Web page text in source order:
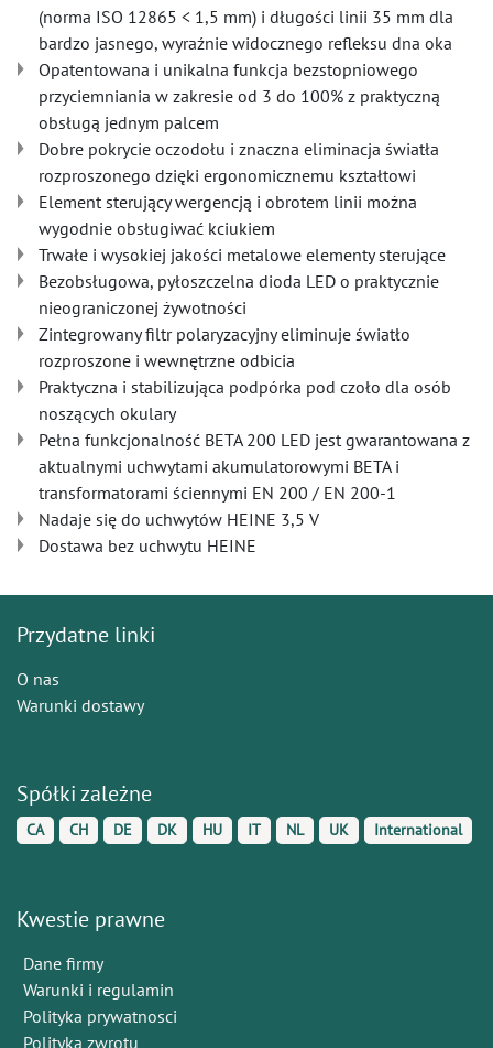
(norma ISO 12865 < 1,5 mm) i długości linii 35 mm dla
bardzo jasnego, wyraźnie widocznego refleksu dna oka
Opatentowana i unikalna funkcja bezstopniowego
przyciemniania w zakresie od 3 do 100% z praktyczną
obsługą jednym palcem
Dobre pokrycie oczodołu i znaczna eliminacja światła
rozproszonego dzięki ergonomicznemu kształtowi
Element sterujący wergencją i obrotem linii można
wygodnie obsługiwać kciukiem
Trwałe i wysokiej jakości metalowe elementy sterujące
Bezobsługowa, pyłoszczelna dioda LED o praktycznie
nieograniczonej żywotności
Zintegrowany filtr polaryzacyjny eliminuje światło
rozproszone i wewnętrzne odbicia
Praktyczna i stabilizująca podpórka pod czoło dla osób
noszących okulary
Pełna funkcjonalność BETA 200 LED jest gwarantowana z
aktualnymi uchwytami akumulatorowymi BETA i
transformatorami ściennymi EN 200 / EN 200-1
Nadaje się do uchwytów HEINE 3,5 V
Dostawa bez uchwytu HEINE
Przydatne linki
O nas
Warunki dostawy
Spółki zależne
CA CH DE DK HU IT NL UK International
Kwestie prawne
Dane firmy
Warunki i regulamin
Polityka prywatnosci
Polityka zwrotu